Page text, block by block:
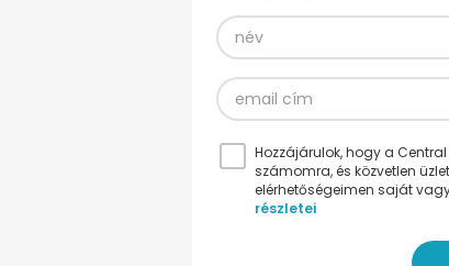
Hozzájárulok, hogy a
számomra, és közvetlen
elérhetőségeimen saját
részletei